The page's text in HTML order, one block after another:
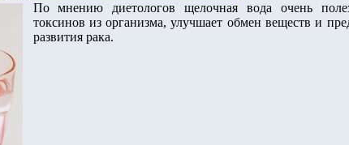
По мнению диетологов щелочная вода очень
токсинов из организма, улучшает обмен веществ и
развития рака.